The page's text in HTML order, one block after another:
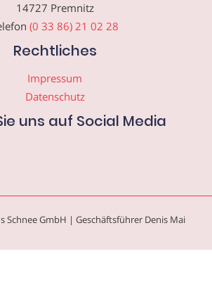
14727 Premnitz
(0 33 86) 21 02 28
Rechtliches
Impressum
Datenschutz
uns auf Social Media
Schnee GmbH | Geschäftsführer Denis Mai